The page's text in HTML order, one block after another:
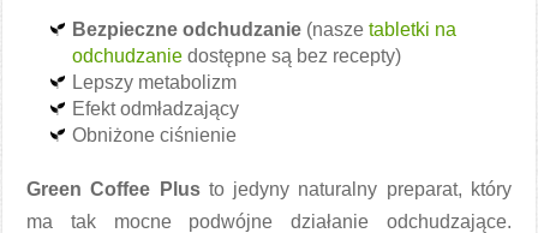
Bezpieczne odchudzanie (naszetabletki na
odchudzanie dostępne są bez recepty)
Lepszy metabolizm
Efekt odmładzający
Obniżone ciśnienie
Green Coffee Plusto jedyny naturalny preparat, który
ma tak mocne podwójne działanie odchudzające.